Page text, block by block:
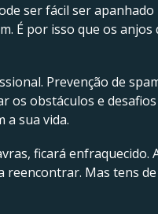
ser fácil ser apanhado
É por isso que os
Prevenção de
obstáculos e desafios
a sua vida.
ficará enfraquecido.
Mas tens